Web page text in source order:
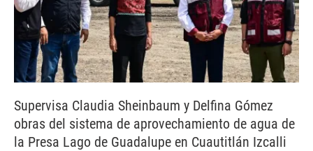
Supervisa Claudia Sheinbaum y Delfina Gómez
obras del sistema de aprovechamiento de agua de
la Presa Lago de Guadalupe en Cuautitlán Izcalli